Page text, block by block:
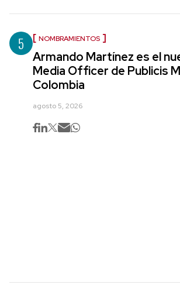
5 NOMBRAMIENTOS
Armando Martínez es el
Media Officer de Publicis
Colombia
agosto 5, 2026